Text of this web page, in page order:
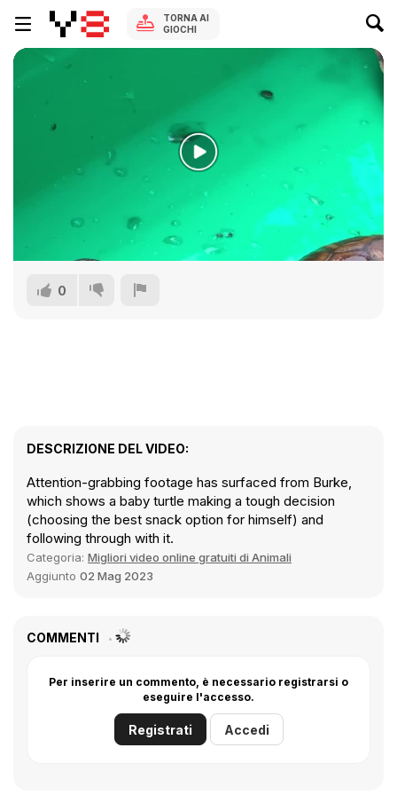
TORNA AI
GIOCHI
0
DESCRIZIONE DEL VIDEO:
Attention-grabbing footage has surfaced from Burke,
which shows a baby turtle making a tough decision
(choosing the best snack option for himself) and
following through with it.
Categoria: Migliori video online gratuiti di Animali
Aggiunto 02 Mag 2023
COMMENTI
Per inserire un commento, è necessario registrarsi o
eseguire l'accesso.
Registrati Accedi